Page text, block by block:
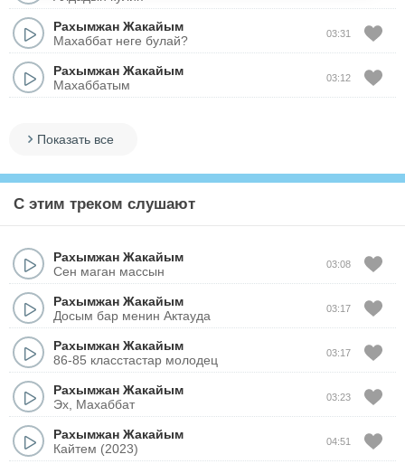
Рахымжан Жакайым
Махаббат неге булай?
03:31
Рахымжан Жакайым
Махаббатым
03:12
Показать все
С этим треком слушают
Рахымжан Жакайым
Сен маган массын
03:08
Рахымжан Жакайым
Досым бар менин Актауда
03:17
Рахымжан Жакайым
86-85 класстастар молодец
03:17
Рахымжан Жакайым
Эх, Махаббат
03:23
Рахымжан Жакайым
Кайтем (2023)
04:51